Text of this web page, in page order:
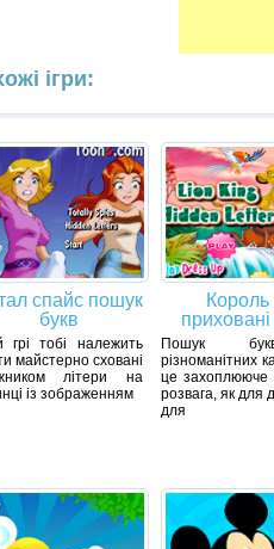
ігри:
спайс пошук
букв
грі тобі належить
майстерно сховані
літери на
із зображенням
Король
приховані
Пошук
різноманітних
це захоплююче
розвага, як для
для